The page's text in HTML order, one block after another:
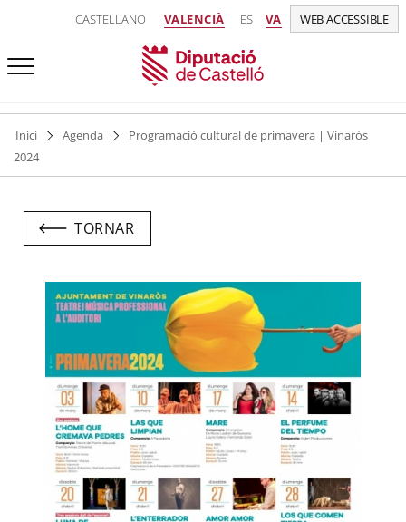
CASTELLANO VALENCIÀ ES VA WEB ACCESSIBLE
Inici Agenda
Programació cultural de primavera | Vinaròs
2024
TORNAR